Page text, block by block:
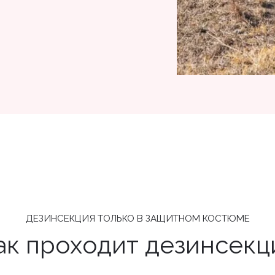
ДЕЗИНСЕКЦИЯ ТОЛЬКО В ЗАЩИТНОМ КОСТЮМЕ
проходит